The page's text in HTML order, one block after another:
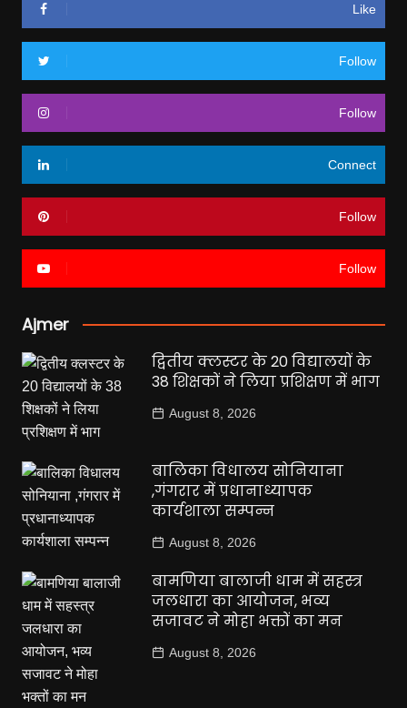
Like
Follow
Follow
Connect
Follow
Follow
Ajmer
द्वितीय क्लस्टर के 20 विद्यालयों के
38 शिक्षकों ने लिया प्रशिक्षण में भाग
August 8, 2026
बालिका विधालय सोनियाना
,गंगरार में प्रधानाध्यापक
कार्यशाला सम्पन्न
August 8, 2026
बामणिया बालाजी धाम में सहस्त्र
जलधारा का आयोजन, भव्य
सजावट ने मोहा भक्तों का मन
August 8, 2026